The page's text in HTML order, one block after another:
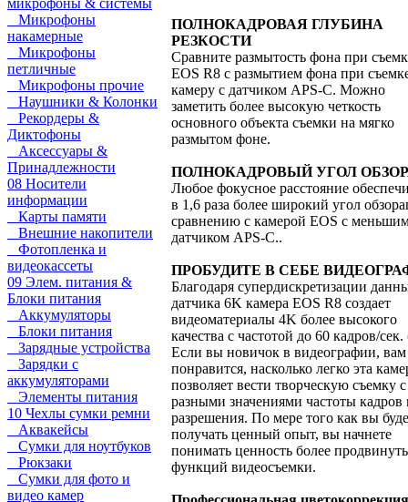
микрофоны & системы
Микрофоны
накамерные
Микрофоны
петличные
Микрофоны прочие
Наушники & Колонки
Рекордеры &
Диктофоны
Аксессуары &
Принадлежности
08 Носители
информации
Карты памяти
Внешние накопители
Фотопленка и
видеокассеты
09 Элем. питания &
Блоки питания
Аккумуляторы
Блоки питания
Зарядные устройства
Зарядки с
аккумуляторами
Элементы питания
10 Чехлы сумки ремни
Аквакейсы
Сумки для ноутбуков
Рюкзаки
Сумки для фото и
видео камер
ПОЛНОКАДРОВАЯ ГЛУБИНА
РЕЗКОСТИ
Сравните размытость фона при
EOS R8 с размытием фона при
камеру с датчиком APS-C. Можно
заметить более высокую четкость
основного объекта съемки на мягко
размытом фоне.
ПОЛНОКАДРОВЫЙ УГОЛ
Любое фокусное расстояние
в 1,6 раза более широкий угол
сравнению с камерой EOS с
датчиком APS-C..
ПРОБУДИТЕ В СЕБЕ
Благодаря супердискретизации
датчика 6K камера EOS R8 создает
видеоматериалы 4K более высокого
качества с частотой до 60 кадров/сек.
Если вы новичок в видеографии, вам
понравится, насколько легко эта
позволяет вести творческую съемку с
разными значениями частоты кадров
разрешения. По мере того как вы
получать ценный опыт, вы начнете
понимать ценность более
функций видеосъемки.